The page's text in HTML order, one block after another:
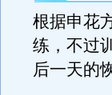
根据申花
练，不过
后一天的